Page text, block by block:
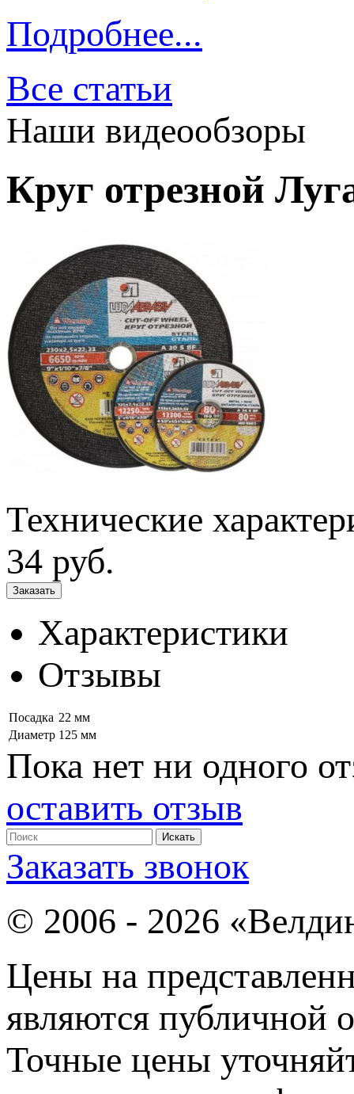
Подробнее...
Все статьи
Наши видеообзоры
Круг отрезной
Технические
34 руб.
Характеристики
Отзывы
Посадка 22 мм
Диаметр 125 мм
Пока нет ни одного
оставить отзыв
Заказать звонок
© 2006 - 2026
Цены на
являются публичной
Точные цены